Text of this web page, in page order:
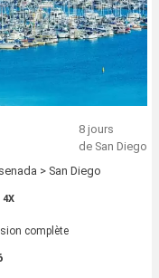
8 jours
de San Diego
> San Diego
complète